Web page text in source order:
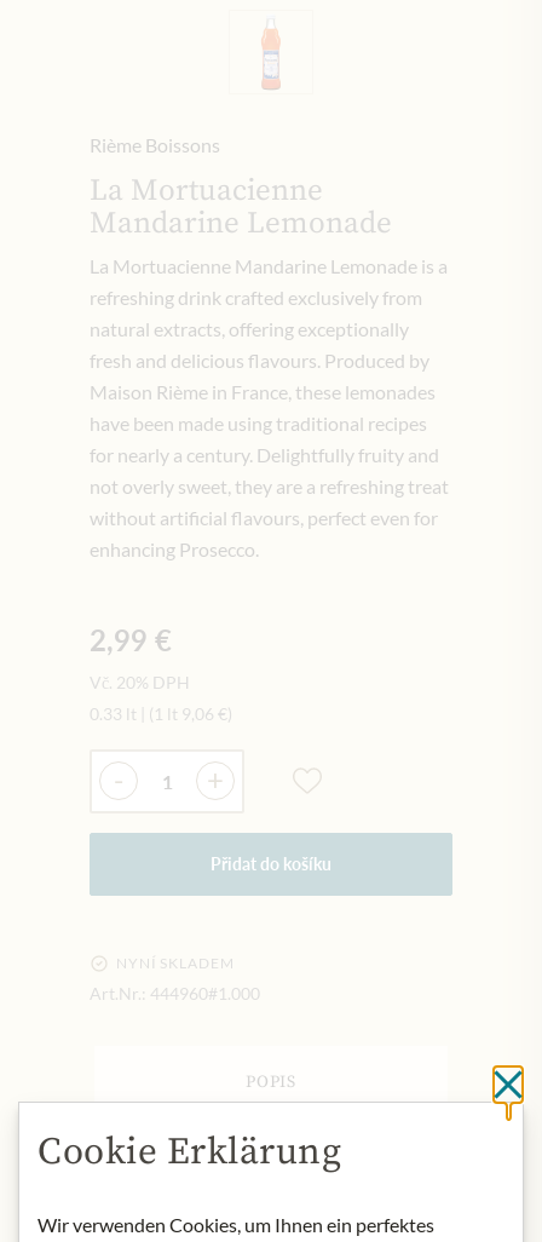
Rième Boissons
La Mortuacienne
Mandarine Lemonade
La Mortuacienne Mandarine Lemonade is a
refreshing drink crafted exclusively from
natural extracts, offering exceptionally
fresh and delicious flavours. Produced by
Maison Rième in France, these lemonades
have been made using traditional recipes
for nearly a century. Delightfully fruity and
not overly sweet, they are a refreshing treat
without artificial flavours, perfect even for
enhancing Prosecco.
2,99 €
Vč. 20% DPH
0.33 lt
(1 lt 9,06 €)
Množství
- +
Přidat do košíku
NYNÍ SKLADEM
Art.Nr.: 444960#1.000
POPIS
traditional production methods and
generation to generation. Bottled in
Cookie Erklärung
Wir verwenden Cookies, um Ihnen ein perfektes